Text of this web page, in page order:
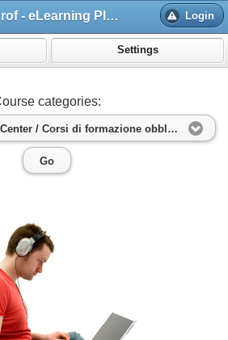
MyProf - eLearning Platform Login
Settings
categories:
Praesidium Training Center / Corsi di formazione obbligatoria
Go